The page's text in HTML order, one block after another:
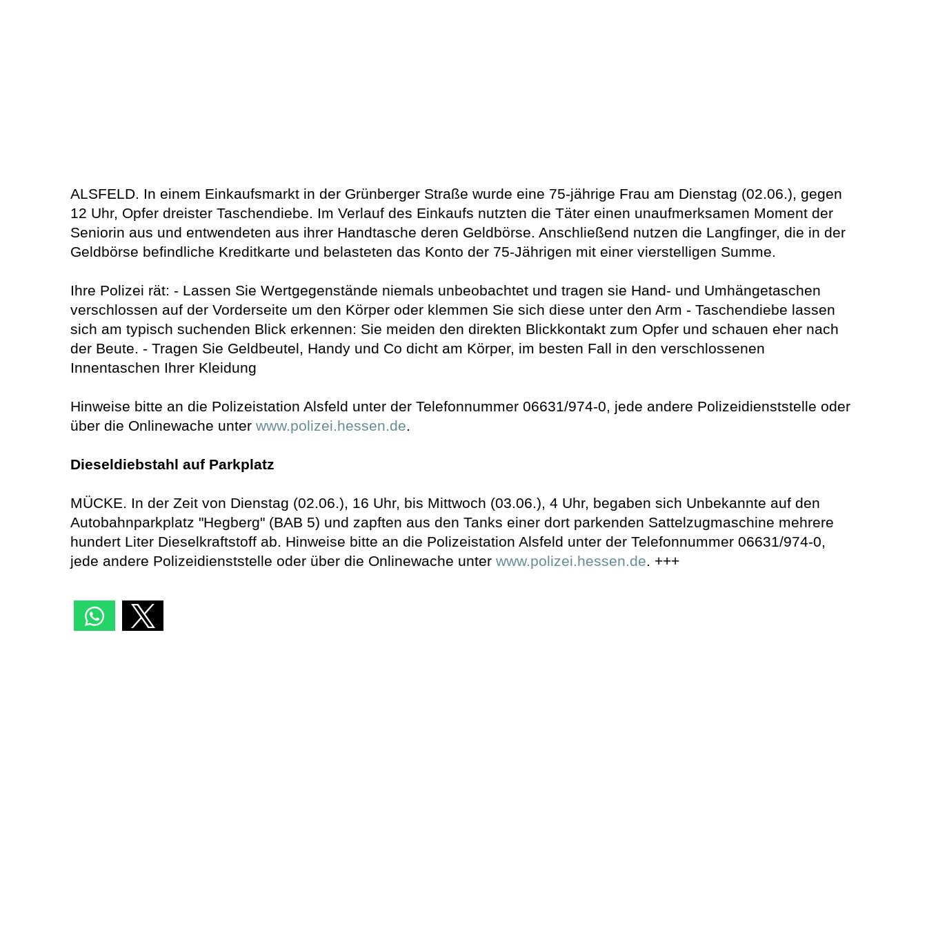
ALSFELD. In einem Einkaufsmarkt in der Grünberger Straße wurde eine 75-jährige Frau am Dienstag (02.06.), gegen
12 Uhr, Opfer dreister Taschendiebe. Im Verlauf des Einkaufs nutzten die Täter einen unaufmerksamen Moment der
Seniorin aus und entwendeten aus ihrer Handtasche deren Geldbörse. Anschließend nutzen die Langfinger, die in der
Geldbörse befindliche Kreditkarte und belasteten das Konto der 75-Jährigen mit einer vierstelligen Summe.
Ihre Polizei rät: - Lassen Sie Wertgegenstände niemals unbeobachtet und tragen sie Hand- und Umhängetaschen
verschlossen auf der Vorderseite um den Körper oder klemmen Sie sich diese unter den Arm - Taschendiebe lassen
sich am typisch suchenden Blick erkennen: Sie meiden den direkten Blickkontakt zum Opfer und schauen eher nach
der Beute. - Tragen Sie Geldbeutel, Handy und Co dicht am Körper, im besten Fall in den verschlossenen
Innentaschen Ihrer Kleidung
Hinweise bitte an die Polizeistation Alsfeld unter der Telefonnummer 06631/974-0, jede andere Polizeidienststelle oder
über die Onlinewache unter www.polizei.hessen.de.
Dieseldiebstahl auf Parkplatz
MÜCKE. In der Zeit von Dienstag (02.06.), 16 Uhr, bis Mittwoch (03.06.), 4 Uhr, begaben sich Unbekannte auf den
Autobahnparkplatz "Hegberg" (BAB 5) und zapften aus den Tanks einer dort parkenden Sattelzugmaschine mehrere
hundert Liter Dieselkraftstoff ab. Hinweise bitte an die Polizeistation Alsfeld unter der Telefonnummer 06631/974-0,
jede andere Polizeidienststelle oder über die Onlinewache unter www.polizei.hessen.de. +++